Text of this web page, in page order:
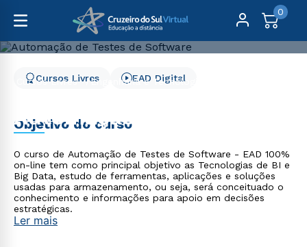
0
Cursos Livres
Engenharia e Tecnologia
Automação de Testes de
Software
Cursos Livres EAD Digital
Objetivo do curso
O curso de Automação de Testes de Software - EAD 100%
on-line tem como principal objetivo as Tecnologias de BI e
Big Data, estudo de ferramentas, aplicações e soluções
usadas para armazenamento, ou seja, será conceituado o
conhecimento e informações para apoio em decisões
estratégicas.
Ler mais